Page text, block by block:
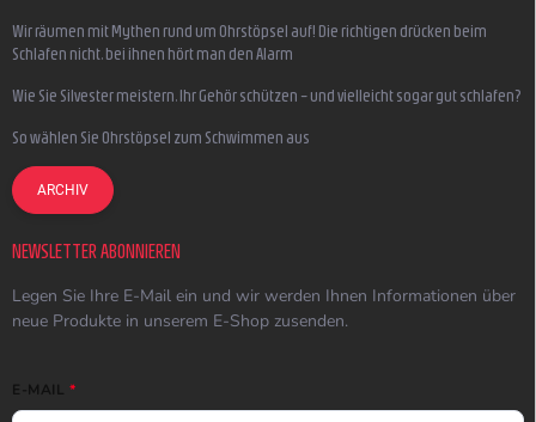
Wir räumen mit Mythen rund um Ohrstöpsel auf! Die richtigen drücken beim
Schlafen nicht, bei ihnen hört man den Alarm
Wie Sie Silvester meistern, Ihr Gehör schützen – und vielleicht sogar gut schlafen?
So wählen Sie Ohrstöpsel zum Schwimmen aus
ARCHIV
NEWSLETTER ABONNIEREN
Legen Sie Ihre E-Mail ein und wir werden Ihnen Informationen über
neue Produkte in unserem E-Shop zusenden.
E-MAIL